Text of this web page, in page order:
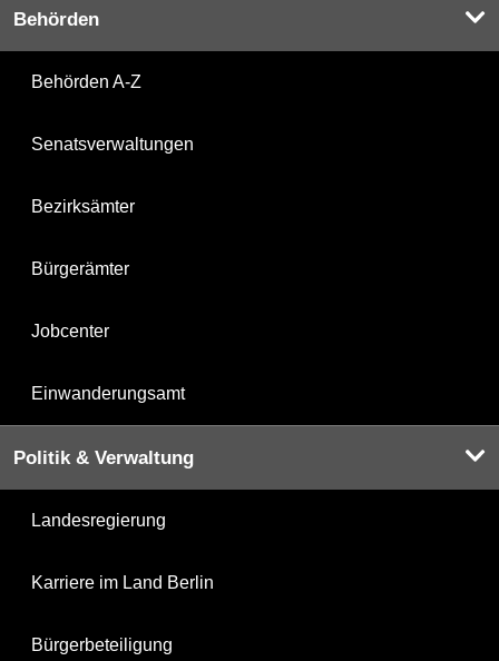
Behörden
Behörden A-Z
Senatsverwaltungen
Bezirksämter
Bürgerämter
Jobcenter
Einwanderungsamt
Politik & Verwaltung
Landesregierung
Karriere im Land Berlin
Bürgerbeteiligung